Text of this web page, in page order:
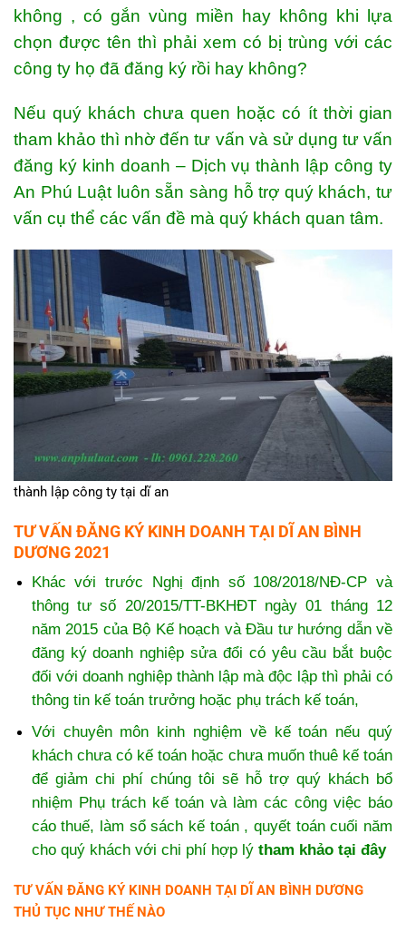
không , có gắn vùng miền hay không khi lựa
chọn được tên thì phải xem có bị trùng với các
công ty họ đã đăng ký rồi hay không?
Nếu quý khách chưa quen hoặc có ít thời gian
tham khảo thì nhờ đến tư vấn và sử dụng tư vấn
đăng ký kinh doanh – Dịch vụ thành lập công ty
An Phú Luật luôn sẵn sàng hỗ trợ quý khách, tư
vấn cụ thể các vấn đề mà quý khách quan tâm.
thành lập công ty tại dĩ an
TƯ VẤN ĐĂNG KÝ KINH DOANH TẠI DĨ AN BÌNH
DƯƠNG 2021
Khác với trước Nghị định số 108/2018/NĐ-CP và
thông tư số 20/2015/TT-BKHĐT ngày 01 tháng 12
năm 2015 của Bộ Kế hoạch và Đầu tư hướng dẫn về
đăng ký doanh nghiệp sửa đổi có yêu cầu bắt buộc
đối với doanh nghiệp thành lập mà độc lập thì phải có
thông tin kế toán trưởng hoặc phụ trách kế toán,
Với chuyên môn kinh nghiệm về kế toán nếu quý
khách chưa có kế toán hoặc chưa muốn thuê kế toán
để giảm chi phí chúng tôi sẽ hỗ trợ quý khách bổ
nhiệm Phụ trách kế toán và làm các công việc báo
cáo thuế, làm sổ sách kế toán , quyết toán cuối năm
cho quý khách với chi phí hợp lý tham khảo tại đây
TƯ VẤN ĐĂNG KÝ KINH DOANH TẠI DĨ AN BÌNH DƯƠNG
THỦ TỤC NHƯ THẾ NÀO